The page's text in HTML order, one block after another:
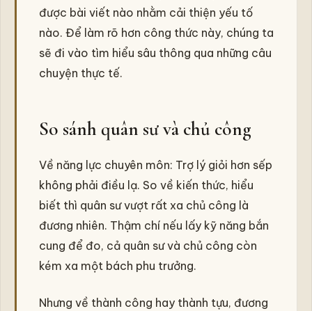
được bài viết nào nhằm cải thiện yếu tố
nào. Để làm rõ hơn công thức này, chúng ta
sẽ đi vào tìm hiểu sâu thông qua những câu
chuyện thực tế.
So sánh quân sư và chủ công
Về năng lực chuyên môn: Trợ lý giỏi hơn sếp
không phải điều lạ. So về kiến thức, hiểu
biết thì quân sư vượt rất xa chủ công là
đương nhiên. Thậm chí nếu lấy kỹ năng bắn
cung để đo, cả quân sư và chủ công còn
kém xa một bách phu trưởng.
Nhưng về thành công hay thành tựu, đương